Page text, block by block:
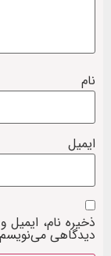
نام
ایمیل
ذخیره نام، ایمیل
دیدگاهی